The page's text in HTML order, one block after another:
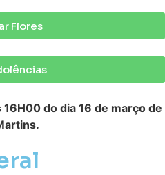
Flores
16H00 do dia 16 de março de